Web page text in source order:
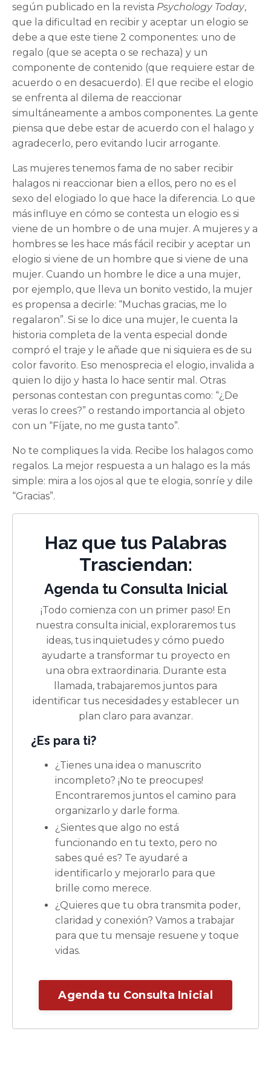
según publicado en la revista Psychology Today,
que la dificultad en recibir y aceptar un elogio se
debe a que este tiene 2 componentes: uno de
regalo (que se acepta o se rechaza) y un
componente de contenido (que requiere estar de
acuerdo o en desacuerdo). El que recibe el elogio
se enfrenta al dilema de reaccionar
simultáneamente a ambos componentes. La gente
piensa que debe estar de acuerdo con el halago y
agradecerlo, pero evitando lucir arrogante.
Las mujeres tenemos fama de no saber recibir
halagos ni reaccionar bien a ellos, pero no es el
sexo del elogiado lo que hace la diferencia. Lo que
más influye en cómo se contesta un elogio es si
viene de un hombre o de una mujer. A mujeres y a
hombres se les hace más fácil recibir y aceptar un
elogio si viene de un hombre que si viene de una
mujer. Cuando un hombre le dice a una mujer,
por ejemplo, que lleva un bonito vestido, la mujer
es propensa a decirle: “Muchas gracias, me lo
regalaron”. Si se lo dice una mujer, le cuenta la
historia completa de la venta especial donde
compró el traje y le añade que ni siquiera es de su
color favorito. Eso menosprecia el elogio, invalida a
quien lo dijo y hasta lo hace sentir mal. Otras
personas contestan con preguntas como: “¿De
veras lo crees?” o restando importancia al objeto
con un “Fíjate, no me gusta tanto”.
No te compliques la vida. Recibe los halagos como
regalos. La mejor respuesta a un halago es la más
simple: mira a los ojos al que te elogia, sonríe y dile
“Gracias”.
Haz que tus Palabras
Trasciendan:
Agenda tu Consulta Inicial
¡Todo comienza con un primer paso! En
nuestra consulta inicial, exploraremos tus
ideas, tus inquietudes y cómo puedo
ayudarte a transformar tu proyecto en
una obra extraordinaria. Durante esta
llamada, trabajaremos juntos para
identificar tus necesidades y establecer un
plan claro para avanzar.
¿Es para ti?
¿Tienes una idea o manuscrito
incompleto? ¡No te preocupes!
Encontraremos juntos el camino para
organizarlo y darle forma.
¿Sientes que algo no está
funcionando en tu texto, pero no
sabes qué es? Te ayudaré a
identificarlo y mejorarlo para que
brille como merece.
¿Quieres que tu obra transmita poder,
claridad y conexión? Vamos a trabajar
para que tu mensaje resuene y toque
vidas.
Agenda tu Consulta Inicial